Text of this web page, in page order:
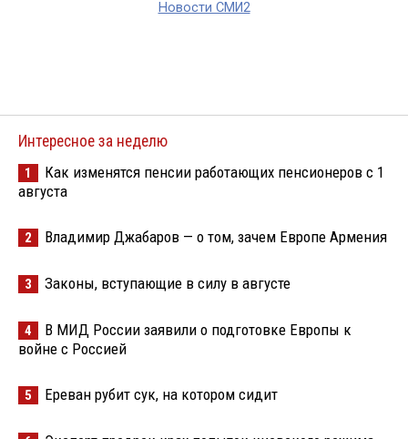
Новости СМИ2
Интересное за неделю
1
Как изменятся пенсии работающих пенсионеров с 1
августа
2 Владимир Джабаров — о том, зачем Европе Армения
3 Законы, вступающие в силу в августе
4
В МИД России заявили о подготовке Европы к
войне с Россией
5 Ереван рубит сук, на котором сидит